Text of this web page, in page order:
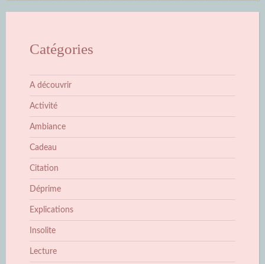
Catégories
A découvrir
Activité
Ambiance
Cadeau
Citation
Déprime
Explications
Insolite
Lecture